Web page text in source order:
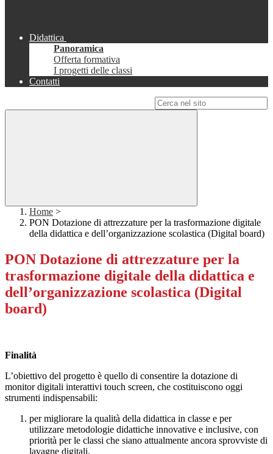
Didattica
Panoramica
Offerta formativa
I progetti delle classi
Contatti
Home >
PON Dotazione di attrezzature per la trasformazione digitale
della didattica e dell’organizzazione scolastica (Digital board)
PON Dotazione di attrezzature per la
trasformazione digitale della didattica e
dell’organizzazione scolastica (Digital
board)
Finalità
L’obiettivo del progetto è quello di consentire la dotazione di
monitor digitali interattivi touch screen, che costituiscono oggi
strumenti indispensabili:
per migliorare la qualità della didattica in classe e per
utilizzare metodologie didattiche innovative e inclusive, con
priorità per le classi che siano attualmente ancora sprovviste di
lavagne digitali,